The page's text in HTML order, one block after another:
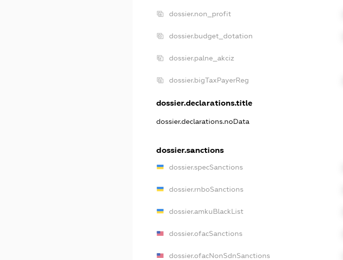
dossier.non_profit
dossier.budget_dotation
dossier.palne_akciz
dossier.bigTaxPayerReg
dossier.declarations.title
dossier.declarations.noData
dossier.sanctions
dossier.specSanctions
dossier.rnboSanctions
dossier.amkuBlackList
dossier.ofacSanctions
dossier.ofacNonSdnSanctions